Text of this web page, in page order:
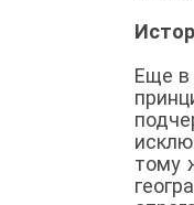
Еще в
тому